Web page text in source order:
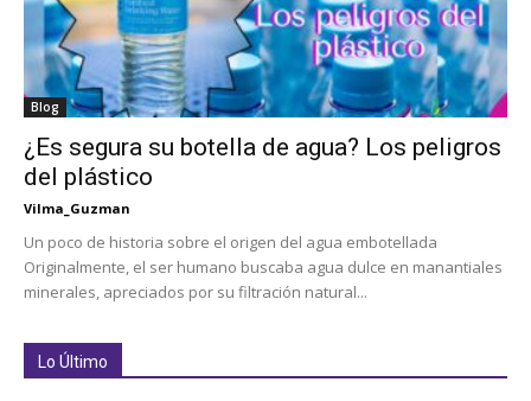
Blog
¿Es segura su botella de agua? Los peligros
del plástico
Vilma_Guzman
Un poco de historia sobre el origen del agua embotellada
Originalmente, el ser humano buscaba agua dulce en manantiales
minerales, apreciados por su filtración natural...
Lo Último